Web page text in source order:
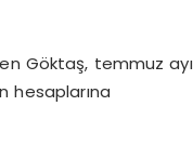
Göktaş, temmuz ayı
hesaplarına